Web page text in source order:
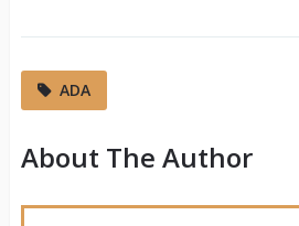
ADA
About The Author